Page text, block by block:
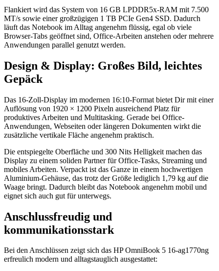
Flankiert wird das System von 16 GB LPDDR5x-RAM mit 7.500
MT/s sowie einer großzügigen 1 TB PCIe Gen4 SSD. Dadurch
läuft das Notebook im Alltag angenehm flüssig, egal ob viele
Browser-Tabs geöffnet sind, Office-Arbeiten anstehen oder mehrere
Anwendungen parallel genutzt werden.
Design & Display: Großes Bild, leichtes
Gepäck
Das 16-Zoll-Display im modernen 16:10-Format bietet Dir mit einer
Auflösung von 1920 × 1200 Pixeln ausreichend Platz für
produktives Arbeiten und Multitasking. Gerade bei Office-
Anwendungen, Webseiten oder längeren Dokumenten wirkt die
zusätzliche vertikale Fläche angenehm praktisch.
Die entspiegelte Oberfläche und 300 Nits Helligkeit machen das
Display zu einem soliden Partner für Office-Tasks, Streaming und
mobiles Arbeiten. Verpackt ist das Ganze in einem hochwertigen
Aluminium-Gehäuse, das trotz der Größe lediglich 1,79 kg auf die
Waage bringt. Dadurch bleibt das Notebook angenehm mobil und
eignet sich auch gut für unterwegs.
Anschlussfreudig und
kommunikationsstark
Bei den Anschlüssen zeigt sich das HP OmniBook 5 16-ag1770ng
erfreulich modern und alltagstauglich ausgestattet: